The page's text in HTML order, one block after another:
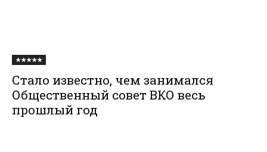
★★★★★
Стало известно, чем занимался
Общественный совет ВКО весь
прошлый год